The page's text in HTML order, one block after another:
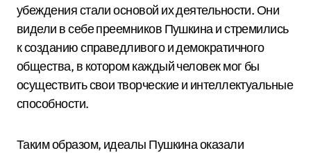
убеждения стали основой их деятельности. Они
видели в себе преемников Пушкина и стремились
к созданию справедливого и демократичного
общества, в котором каждый человек мог бы
осуществить свои творческие и интеллектуальные
способности.
Таким образом, идеалы Пушкина оказали